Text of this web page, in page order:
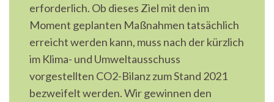
erforderlich. Ob dieses Ziel mit den im
Moment geplanten Maßnahmen tatsächlich
erreicht werden kann, muss nach der kürzlich
im Klima- und Umweltausschuss
vorgestellten CO2-Bilanz zum Stand 2021
bezweifelt werden. Wir gewinnen den